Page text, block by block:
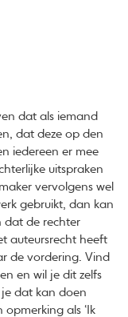
dat als iemand
dat deze op den
iedereen er mee
uitspraken
vervolgens wel
gebruikt, dan kan
dat de rechter
auteursrecht heeft
de vordering. Vind
en wil je dit zelfs
dat kan doen
als ‘Ik